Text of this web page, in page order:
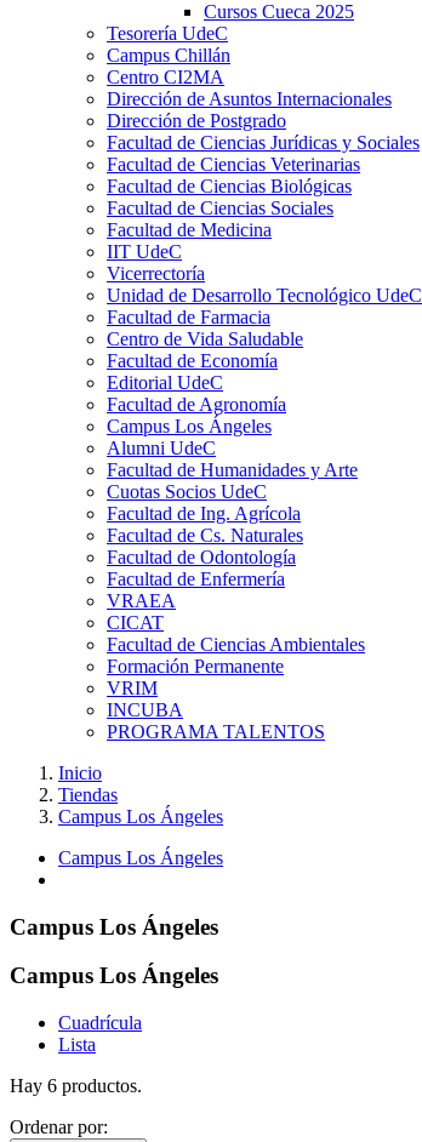
Cursos Cueca 2025
Tesorería UdeC
Campus Chillán
Centro CI2MA
Dirección de Asuntos Internacionales
Dirección de Postgrado
Facultad de Ciencias Jurídicas y Sociales
Facultad de Ciencias Veterinarias
Facultad de Ciencias Biológicas
Facultad de Ciencias Sociales
Facultad de Medicina
IIT UdeC
Vicerrectoría
Unidad de Desarrollo Tecnológico UdeC
Facultad de Farmacia
Centro de Vida Saludable
Facultad de Economía
Editorial UdeC
Facultad de Agronomía
Campus Los Ángeles
Alumni UdeC
Facultad de Humanidades y Arte
Cuotas Socios UdeC
Facultad de Ing. Agrícola
Facultad de Cs. Naturales
Facultad de Odontología
Facultad de Enfermería
VRAEA
CICAT
Facultad de Ciencias Ambientales
Formación Permanente
VRIM
INCUBA
PROGRAMA TALENTOS
Inicio
Tiendas
Campus Los Ángeles
Campus Los Ángeles
Campus Los Ángeles
Campus Los Ángeles
Cuadrícula
Lista
Hay 6 productos.
Ordenar por: